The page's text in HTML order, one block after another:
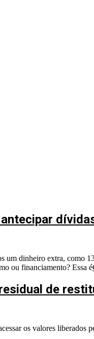
dinheiro extra, como
ou financiamento? Essa é
de
os valores liberados